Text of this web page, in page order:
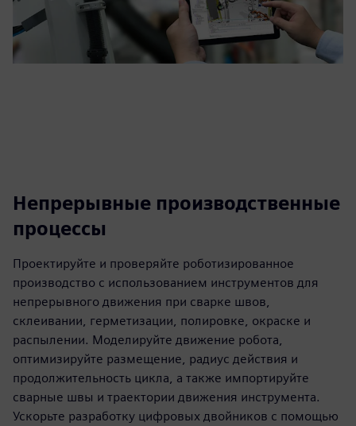
Непрерывные производственные
процессы
Проектируйте и проверяйте роботизированное
производство с использованием инструментов для
непрерывного движения при сварке швов,
склеивании, герметизации, полировке, окраске и
распылении. Моделируйте движение робота,
оптимизируйте размещение, радиус действия и
продолжительность цикла, а также импортируйте
сварные швы и траектории движения инструмента.
Ускорьте разработку цифровых двойников с помощью